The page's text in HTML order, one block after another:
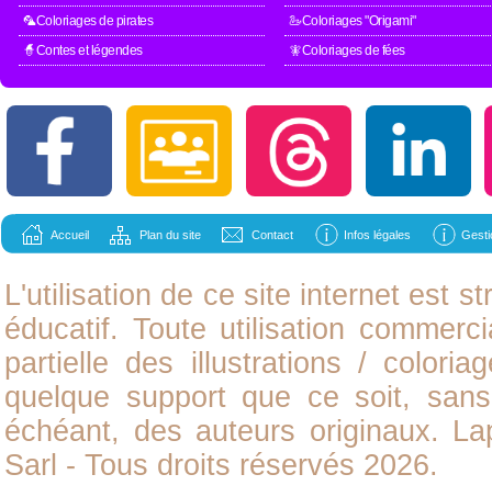
🦜Coloriages de pirates
🦢Coloriages "Origami"
🧙Contes et légendes
🧚Coloriages de fées
Accueil Plan du site Contact Infos légales
L'utilisation de ce site internet est
éducatif. Toute utilisation
partielle des illustrations /
quelque support que ce soit,
échéant, des auteurs originaux.
Sarl - Tous droits réservés 2026.